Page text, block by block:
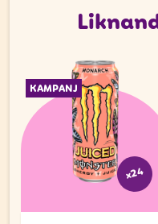
KAMPANJ
x24